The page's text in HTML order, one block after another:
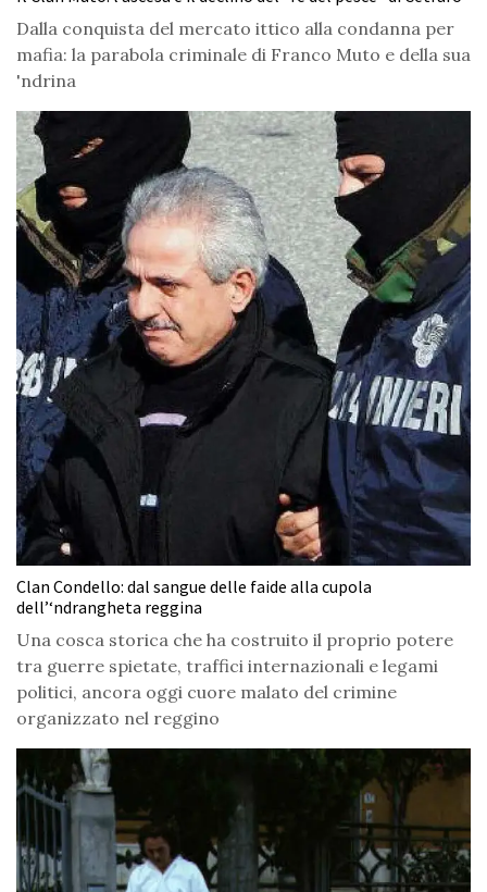
Dalla conquista del mercato ittico alla condanna per
mafia: la parabola criminale di Franco Muto e della sua
'ndrina
Clan Condello: dal sangue delle faide alla cupola
dell’‘ndrangheta reggina
Una cosca storica che ha costruito il proprio potere
tra guerre spietate, traffici internazionali e legami
politici, ancora oggi cuore malato del crimine
organizzato nel reggino